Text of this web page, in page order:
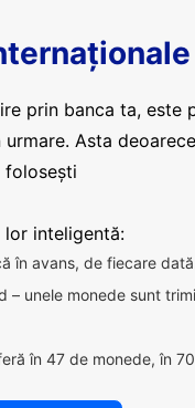
prin banca ta,
Asta
folosești
lor inteligentă:
în avans, de fiecare
unele monede sunt
în 47 de monede, în